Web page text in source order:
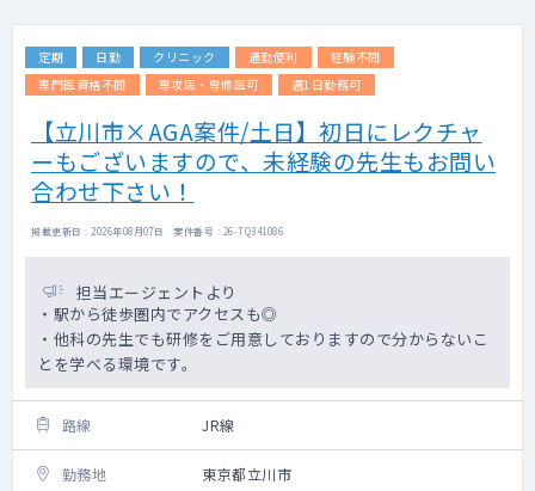
定期 日勤 クリニック 通勤便利
経験不問
専門医資格不問
専攻医・専修医可 週1日勤務可
【立川市×AGA案件/土日】初日にレクチャ
ーもございますので、未経験の先生もお問い
合わせ下さい！
掲載更新日 : 2026年08月07日 案件番号 : 26-TQ341086
担当エージェントより
・駅から徒歩圏内でアクセスも◎
・他科の先生でも研修をご用意しておりますので分からないこ
とを学べる環境です。
路線 JR線
勤務地 東京都立川市